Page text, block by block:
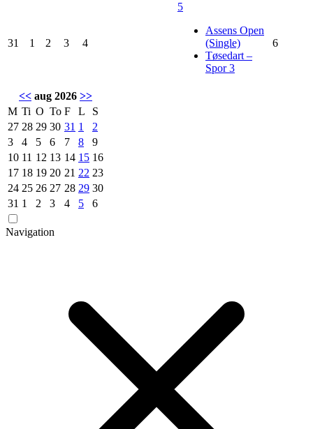
31 1 2 3 4
5
Assens Open
(Single)
Tøsedart –
Spor 3
6
<< aug 2026 >>
M Ti O To F L
S
27 28 29 30 31 1
2
3
4 5 6 7 8
9
10 11 12 13 14 15 16
17 18 19 20 21 22 23
24 25 26 27 28 29 30
31 1 2 3 4 5 6
Navigation